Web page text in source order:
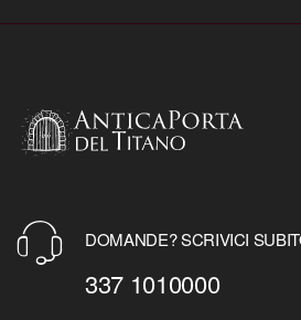
DOMANDE? SCRIVICI
337 1010000